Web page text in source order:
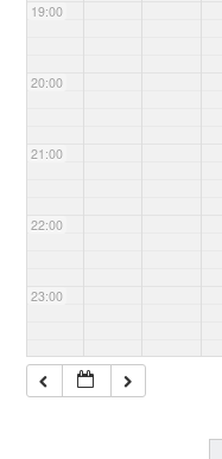
19:00
20:00
21:00
22:00
23:00